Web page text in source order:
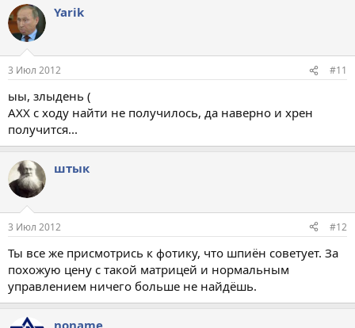
Yarik
3 Июл 2012 #11
ыы, злыдень (
АХХ с ходу найти не получилось, да наверно и хрен
получится...
штык
3 Июл 2012 #12
Ты все же присмотрись к фотику, что шпиён советует. За
похожую цену с такой матрицей и нормальным
управлением ничего больше не найдёшь.
noname_